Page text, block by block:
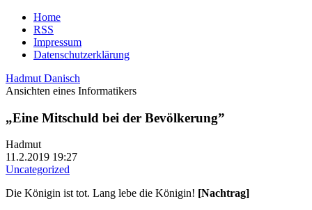
Home
RSS
Impressum
Datenschutzerklärung
Hadmut Danisch
Ansichten eines Informatikers
„Eine Mitschuld bei der Bevölkerung”
Hadmut
11.2.2019 19:27
Uncategorized
Die Königin ist tot. Lang lebe die Königin! [Nachtrag]